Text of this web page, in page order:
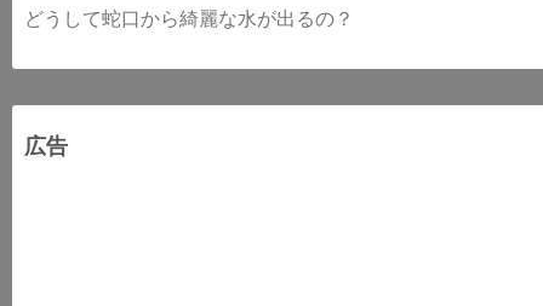
どうして蛇口から綺麗な水が出るの？
広告